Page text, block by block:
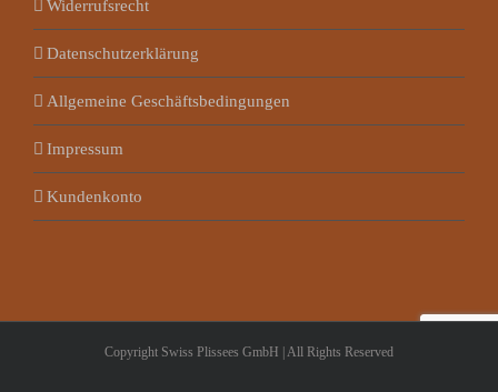
Widerrufsrecht
Datenschutzerklärung
Allgemeine Geschäftsbedingungen
Impressum
Kundenkonto
Copyright Swiss Plissees GmbH | All Rights Reserved